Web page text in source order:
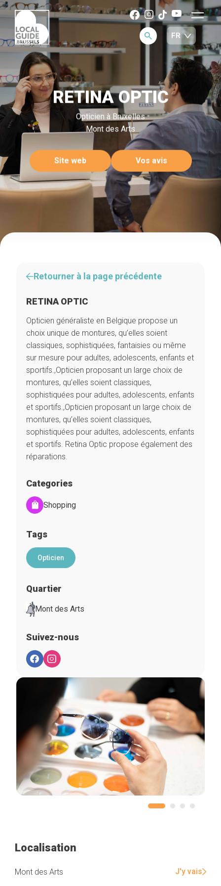
RETINA OPTIC
Opticien à Bruxelles
Mont des Arts
Site web Vos avis
Retourner à la page précédente
RETINA OPTIC
Opticien généraliste en Belgique propose un
choix unique de montures, qu’elles soient
classiques, sophistiquées, fantaisies ou même
sur mesure pour adultes, adolescents, enfants et
sportifs.,Opticien proposant un large choix de
montures, qu’elles soient classiques,
sophistiquées pour adultes, adolescents, enfants
et sportifs.,Opticien proposant un large choix de
montures, qu’elles soient classiques,
sophistiquées pour adultes, adolescents, enfants
et sportifs. Retina Optic propose également des
réparations.
Categories
Shopping
Tags
Opticien
Quartier
Mont des Arts
Suivez-nous
Localisation
Mont des Arts J'y vais